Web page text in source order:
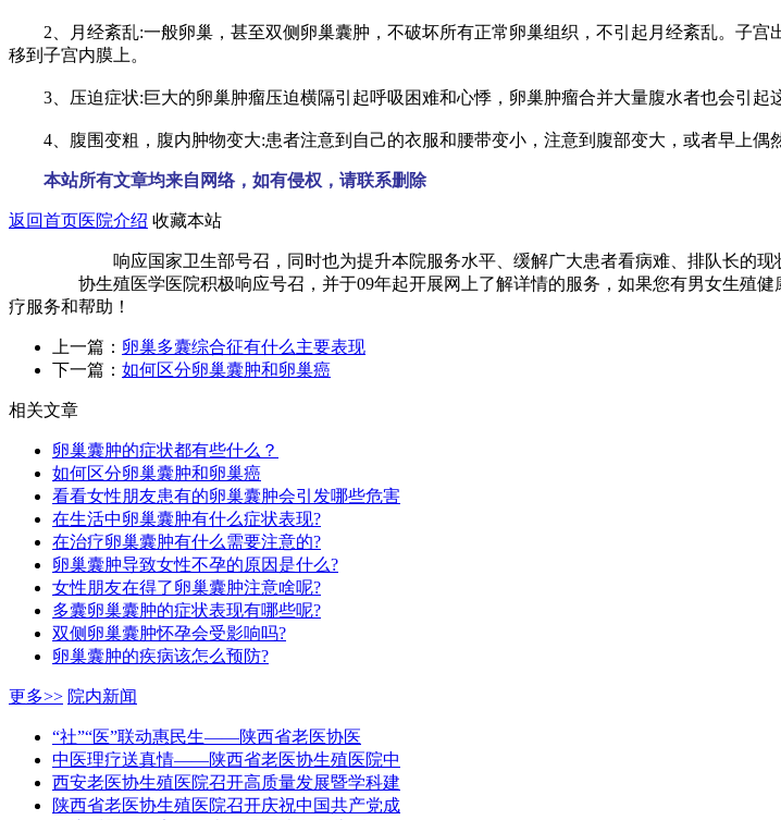
2、月经紊乱:一般卵巢，甚至双侧卵巢囊肿，不破坏所有正常卵巢组织，不引起月经紊乱。子宫
移到子宫内膜上。
3、压迫症状:巨大的卵巢肿瘤压迫横隔引起呼吸困难和心悸，卵巢肿瘤合并大量腹水者也会引起
4、腹围变粗，腹内肿物变大:患者注意到自己的衣服和腰带变小，注意到腹部变大，或者早上偶
本站所有文章均来自网络，如有侵权，请联系删除
返回首页医院介绍 收藏本站
响应国家卫生部号召，同时也为提升本院服务水平、缓解广大患者看病难、排队长的现
协生殖医学医院积极响应号召，并于09年起开展网上了解详情的服务，如果您有男女生殖健
疗服务和帮助！
上一篇： 卵巢多囊综合征有什么主要表现
下一篇： 如何区分卵巢囊肿和卵巢癌
相关文章
卵巢囊肿的症状都有些什么？
如何区分卵巢囊肿和卵巢癌
看看女性朋友患有的卵巢囊肿会引发哪些危害
在生活中卵巢囊肿有什么症状表现?
在治疗卵巢囊肿有什么需要注意的?
卵巢囊肿导致女性不孕的原因是什么?
女性朋友在得了卵巢囊肿注意啥呢?
多囊卵巢囊肿的症状表现有哪些呢?
双侧卵巢囊肿怀孕会受影响吗?
卵巢囊肿的疾病该怎么预防?
更多>> 院内新闻
“社”“医”联动惠民生——陕西省老医协医
中医理疗送真情——陕西省老医协生殖医院中
西安老医协生殖医院召开高质量发展暨学科建
陕西省老医协生殖医院召开庆祝中国共产党成